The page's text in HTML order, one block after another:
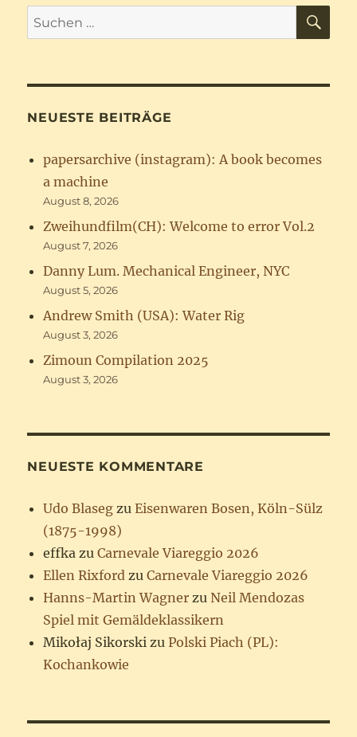
Suchen
nach:
NEUESTE BEITRÄGE
papersarchive (instagram): A book becomes
a machine
August 8, 2026
Zweihundfilm(CH): Welcome to error Vol.2
August 7, 2026
Danny Lum. Mechanical Engineer, NYC
August 5, 2026
Andrew Smith (USA): Water Rig
August 3, 2026
Zimoun Compilation 2025
August 3, 2026
NEUESTE KOMMENTARE
Udo Blaseg zuEisenwaren Bosen, Köln-Sülz
(1875-1998)
effka zuCarnevale Viareggio 2026
Ellen Rixford zuCarnevale Viareggio 2026
Hanns-Martin Wagner zuNeil Mendozas
Spiel mit Gemäldeklassikern
Mikołaj Sikorski zuPolski Piach (PL):
Kochankowie